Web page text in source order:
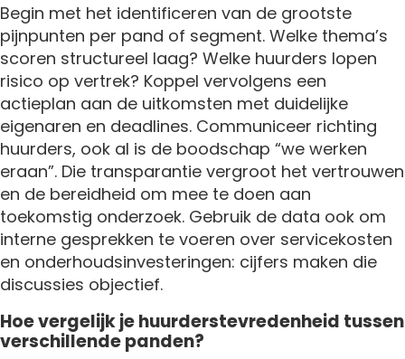
Begin met het identificeren van de grootste
pijnpunten per pand of segment. Welke thema’s
scoren structureel laag? Welke huurders lopen
risico op vertrek? Koppel vervolgens een
actieplan aan de uitkomsten met duidelijke
eigenaren en deadlines. Communiceer richting
huurders, ook al is de boodschap “we werken
eraan”. Die transparantie vergroot het vertrouwen
en de bereidheid om mee te doen aan
toekomstig onderzoek. Gebruik de data ook om
interne gesprekken te voeren over servicekosten
en onderhoudsinvesteringen: cijfers maken die
discussies objectief.
Hoe vergelijk je huurderstevredenheid tussen
verschillende panden?